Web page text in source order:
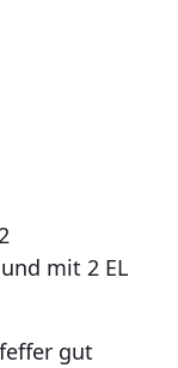
mit 2 EL
gut